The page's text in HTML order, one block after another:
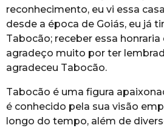
reconhecimento, eu vi essa
desde a época de Goiás, eu já
Tabocão; receber essa
agradeço muito por ter
agradeceu Tabocão.
Tabocão é uma figura
é conhecido pela sua visão
longo do tempo, além de